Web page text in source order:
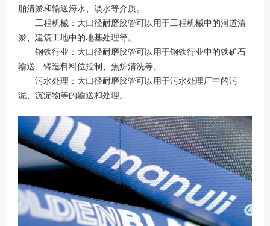
舶清淤和输送海水、淡水等介质。
工程机械：大口径耐磨胶管可以用于工程机械中的河道清
淤、建筑工地中的地基处理等。
钢铁行业：大口径耐磨胶管可以用于钢铁行业中的铁矿石
输送、铸造料料位控制、焦炉清洗等。
污水处理：大口径耐磨胶管可以用于污水处理厂中的污
泥、沉淀物等的输送和处理。